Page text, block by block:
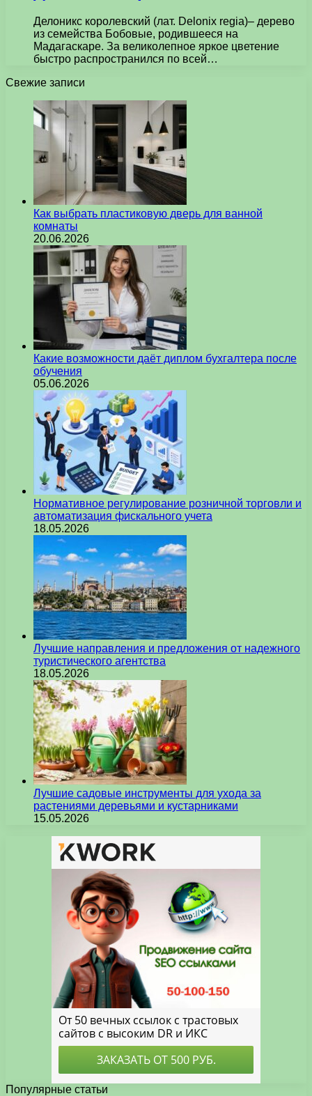
Делоникс королевский (лат. Delonix regia)– дерево
из семейства Бобовые, родившееся на
Мадагаскаре. За великолепное яркое цветение
быстро распространился по всей…
Свежие записи
Как выбрать пластиковую дверь для ванной
комнаты
20.06.2026
Какие возможности даёт диплом бухгалтера после
обучения
05.06.2026
Нормативное регулирование розничной торговли и
автоматизация фискального учета
18.05.2026
Лучшие направления и предложения от надежного
туристического агентства
18.05.2026
Лучшие садовые инструменты для ухода за
растениями деревьями и кустарниками
15.05.2026
Популярные статьи